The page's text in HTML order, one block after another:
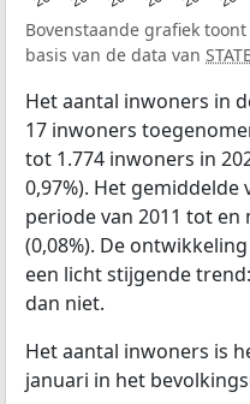
Bovenstaande grafiek
basis van de data van
Het aantal inwoners in
17 inwoners
tot 1.774 inwoners in
0,97%). Het
periode van 2011 tot en
(0,08%). De
een licht stijgende
dan niet.
Het aantal inwoners is
januari in het